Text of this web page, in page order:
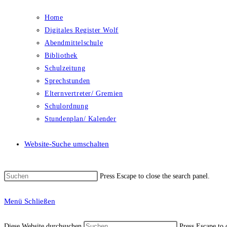
Home
Digitales Register Wolf
Abendmittelschule
Bibliothek
Schulzeitung
Sprechstunden
Elternvertreter/ Gremien
Schulordnung
Stundenplan/ Kalender
Website-Suche umschalten
Press Escape to close the search panel.
Menü Schließen